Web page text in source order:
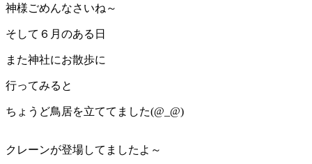
神様ごめんなさいね～
そして６月のある日
また神社にお散歩に
行ってみると
ちょうど鳥居を立ててました(@_@)
クレーンが登場してましたよ～